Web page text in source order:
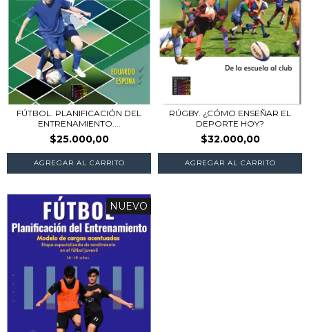
FÚTBOL. PLANIFICACIÓN DEL
ENTRENAMIENTO....
$25.000,00
RÚGBY. ¿CÓMO ENSEÑAR EL
DEPORTE HOY?
$32.000,00
NUEVO